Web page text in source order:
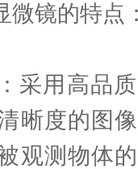
镜的特点
用高品质
晰度的图
观测物体